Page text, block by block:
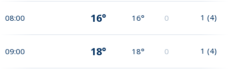
08:00 16° 16° 0 1 (4)
09:00 18° 18° 0 1 (4)